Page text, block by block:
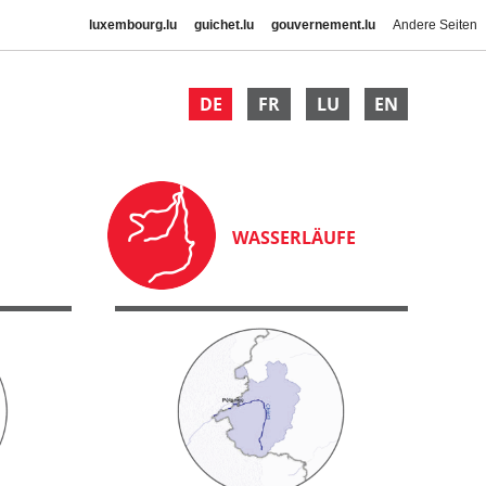
luxembourg.lu guichet.lu gouvernement.lu Andere Seiten
DE FR LU EN
WASSERLÄUFE